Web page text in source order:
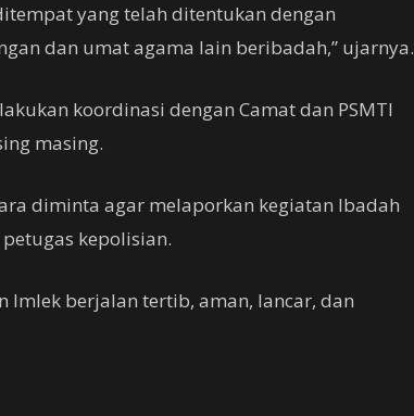
yang telah ditentukan dengan
dan umat agama lain beribadah,” ujarnya.
koordinasi dengan Camat dan PSMTI
masing.
diminta agar melaporkan kegiatan Ibadah
kepolisian.
Imlek berjalan tertib, aman, lancar, dan